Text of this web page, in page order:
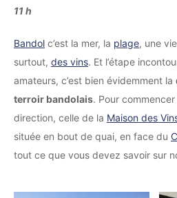
11 h
Bandol c’est la mer, la plage, une
surtout, des vins. Et l’étape
amateurs, c’est bien évidemment la
terroir bandolais. Pour
direction, celle de la Maison des
située en bout de quai, en face du
tout ce que vous devez savoir sur